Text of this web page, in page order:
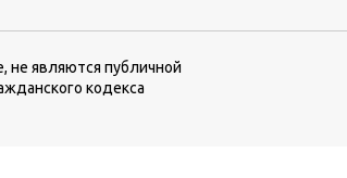
не являются публичной
кодекса